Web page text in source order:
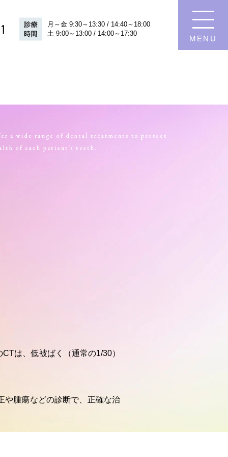
月～金 9:30～13:30 / 14:40～18:00
月～金 9:30～13:30 / 14:40～18:00
土 9:00～13:00 / 14:00～17:30
MENU
は、低被ばく（通常の1/30）
や腫瘍などの診断で、正確な治